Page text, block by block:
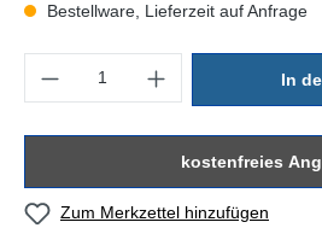
Bestellware, Lieferzeit auf Anfrage
In
kostenfreies
Zum Merkzettel hinzufügen